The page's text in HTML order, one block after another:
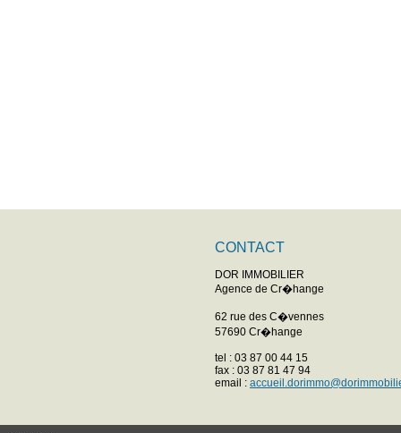
CONTACT
DOR IMMOBILIER
Agence de Cr�hange
62 rue des C�vennes
57690 Cr�hange
tel : 03 87 00 44 15
fax : 03 87 81 47 94
email :